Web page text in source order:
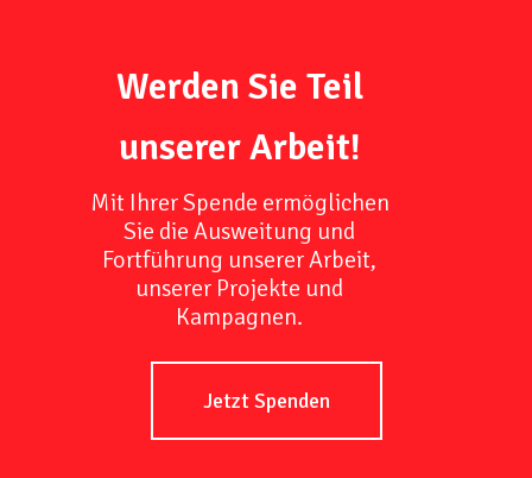
Werden Sie Teil
unserer Arbeit!
Mit Ihrer Spende ermöglichen
Sie die Ausweitung und
Fortführung unserer Arbeit,
unserer Projekte und
Kampagnen.
Jetzt Spenden